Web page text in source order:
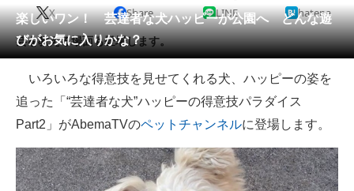
会員記事
メディア
注目記事を集めた総合ページ
ITの今と未来を見通す
スマホと通信の最新トレンド
進化するPCとデバイスの未来
楽しいワン！ 芸達者な犬ハッピーが公園へ どんな遊
びがお気に入りかな？
X Share LINE hatena
芸を教える場面も登場します。
いろいろな得意技を見せてくれる犬、ハッピーの姿を
追った「“芸達者な犬”ハッピーの得意技パラダイス
Part2」がAbemaTVのペットチャンネルに登場します。